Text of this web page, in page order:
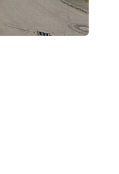
navora
konični svedri